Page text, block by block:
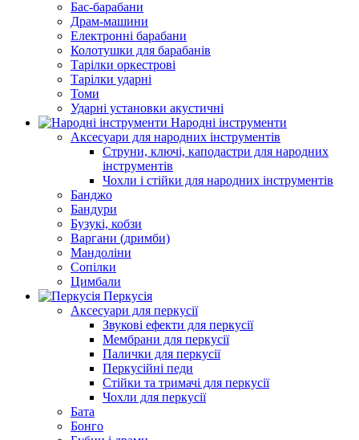
Бас-барабани
Драм-машини
Електронні барабани
Колотушки для барабанів
Тарілки оркестрові
Тарілки ударні
Томи
Ударні установки акустичні
Народні інструменти
Аксесуари для народних інструментів
Струни, ключі, каподастри для народних
інструментів
Чохли і стійки для народних інструментів
Банджо
Бандури
Бузукі, кобзи
Варгани (дримби)
Мандоліни
Сопілки
Цимбали
Перкусія
Аксесуари для перкусії
Звукові ефекти для перкусії
Мембрани для перкусії
Палички для перкусії
Перкусійні педи
Стійки та тримачі для перкусії
Чохли для перкусії
Бата
Бонго